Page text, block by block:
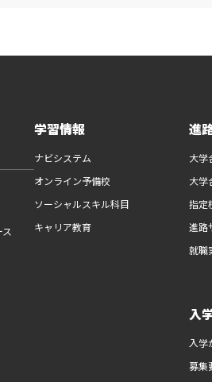
学習情報
ナビシステム
オンライン予備校
ソーシャルスキル科目
キャリア教育
進
大学
大学
指定
進路
就職
入
入学
募集